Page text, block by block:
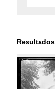
Resultados